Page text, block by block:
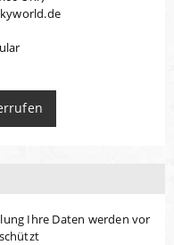
Ihre Daten werden vor